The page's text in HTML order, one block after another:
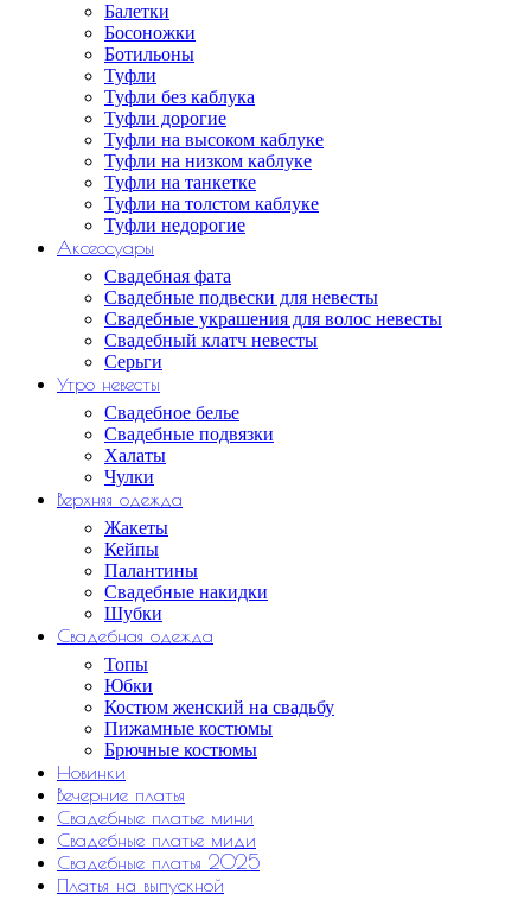
Балетки
Босоножки
Ботильоны
Туфли
Туфли без каблука
Туфли дорогие
Туфли на высоком каблуке
Туфли на низком каблуке
Туфли на танкетке
Туфли на толстом каблуке
Туфли недорогие
Аксессуары
Свадебная фата
Свадебные подвески для невесты
Свадебные украшения для волос невесты
Свадебный клатч невесты
Серьги
Утро невесты
Свадебное белье
Свадебные подвязки
Халаты
Чулки
Верхняя одежда
Жакеты
Кейпы
Палантины
Свадебные накидки
Шубки
Свадебная одежда
Топы
Юбки
Костюм женский на свадьбу
Пижамные костюмы
Брючные костюмы
Новинки
Вечерние платья
Свадебные платье мини
Свадебные платье миди
Свадебные платья 2025
Платья на выпускной